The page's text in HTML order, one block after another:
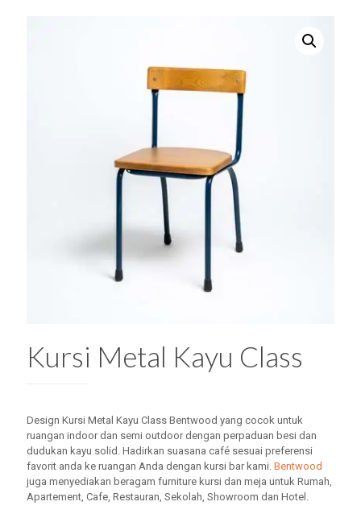
Kursi Metal Kayu Class
Design Kursi Metal Kayu Class Bentwood yang cocok untuk
ruangan indoor dan semi outdoor dengan perpaduan besi dan
dudukan kayu solid. Hadirkan suasana café sesuai preferensi
favorit anda ke ruangan Anda dengan kursi bar kami. Bentwood
juga menyediakan beragam furniture kursi dan meja untuk Rumah,
Apartement, Cafe, Restauran, Sekolah, Showroom dan Hotel.